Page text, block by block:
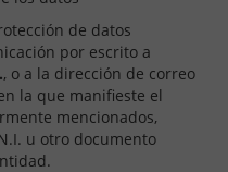
de datos
por escrito a
, o a la dirección de correo
la que manifieste el
mencionados,
u otro documento